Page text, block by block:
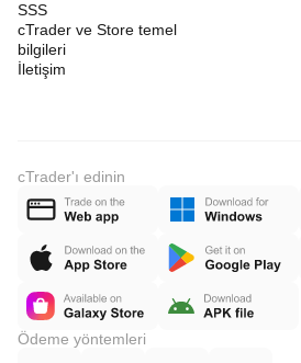
SSS
cTrader ve Store temel
bilgileri
İletişim
cTrader'ı edinin
Ödeme yöntemleri